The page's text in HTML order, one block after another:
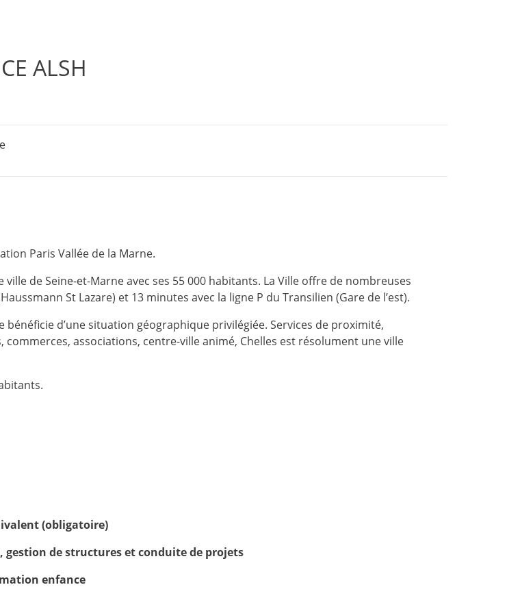
ALSH
Paris Vallée de la Marne.
de Seine-et-Marne avec ses 55 000 habitants. La Ville offre de nombreuses
St Lazare) et 13 minutes avec la ligne P du Transilien (Gare de l’est).
bénéficie d’une situation géographique privilégiée. Services de proximité,
associations, centre-ville animé, Chelles est résolument une ville
(obligatoire)
gestion de structures et conduite de projets
enfance